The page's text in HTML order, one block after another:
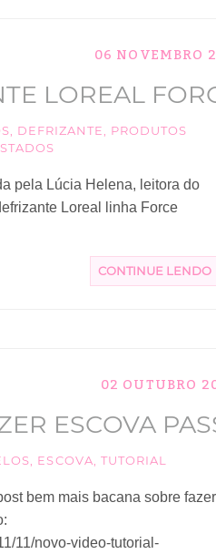
06 NOVEMBRO
LOREAL
, DEFRIZANTE , PRODUTOS
pela Lúcia Helena, leitora do
Loreal linha Force
CONTINUE LENDO
02 OUTUBRO
ESCOVA
, ESCOVA, TUTORIAL
bem mais bacana sobre fazer
11/novo-video-tutorial-